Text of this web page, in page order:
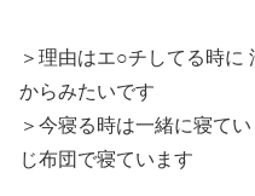
＞理由はエ○チしてる時に
からみたいです
＞今寝る時は一緒に寝て
じ布団で寝ています